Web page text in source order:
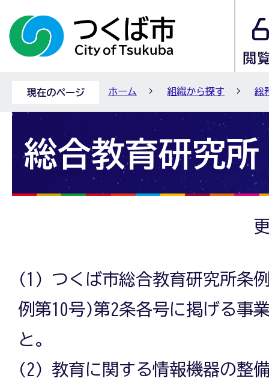
現在のページ ホーム 組織から探す 総
総合教育研究所
(1) つくば市総合教育研究所条
例第10号)第2条各号に掲げる事
と。
(2) 教育に関する情報機器の整